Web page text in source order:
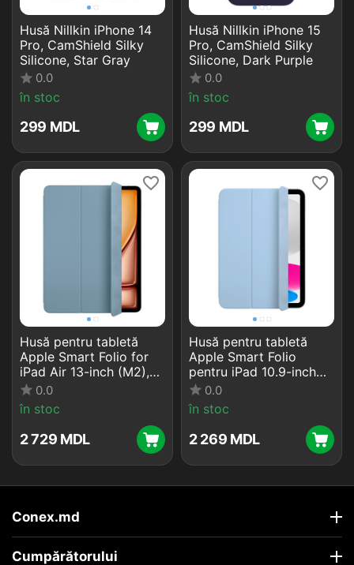
Husă Nillkin iPhone 14
Pro, CamShield Silky
Silicone, Star Gray
0.0
în stoc
‍299‍ MDL
Husă Nillkin iPhone 15
Pro, CamShield Silky
Silicone, Dark Purple
0.0
în stoc
‍299‍ MDL
Husă pentru tabletă
Apple Smart Folio for
iPad Air 13-inch (M2),
Denim
0.0
în stoc
2 729 MDL
Husă pentru tabletă
Apple Smart Folio
pentru iPad 10.9-inch
(11th,10th gen.), 10,9",
Poliuretan, Sky
0.0
în stoc
2 269 MDL
Conex.md
Cumpărătorului